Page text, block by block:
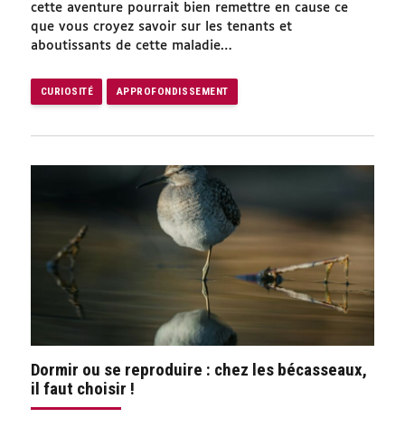
cette aventure pourrait bien remettre en cause ce
que vous croyez savoir sur les tenants et
aboutissants de cette maladie…
CURIOSITÉ APPROFONDISSEMENT
Dormir ou se reproduire : chez les bécasseaux,
il faut choisir !